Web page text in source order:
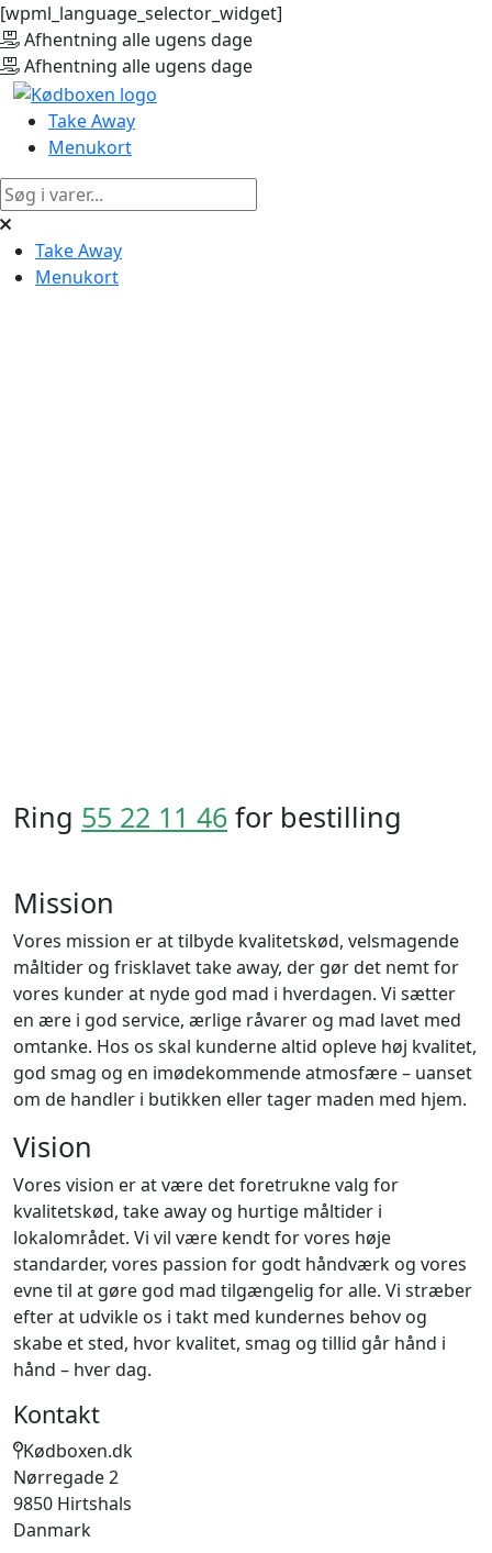
[wpml_language_selector_widget]
Afhentning alle ugens dage
Afhentning alle ugens dage
Take Away
Menukort
Søgeresultat:
Take Away
Menukort
Ring 55 22 11 46 for bestilling
Mission
Vores mission er at tilbyde kvalitetskød, velsmagende
måltider og frisklavet take away, der gør det nemt for
vores kunder at nyde god mad i hverdagen. Vi sætter
en ære i god service, ærlige råvarer og mad lavet med
omtanke. Hos os skal kunderne altid opleve høj kvalitet,
god smag og en imødekommende atmosfære – uanset
om de handler i butikken eller tager maden med hjem.
Vision
Vores vision er at være det foretrukne valg for
kvalitetskød, take away og hurtige måltider i
lokalområdet. Vi vil være kendt for vores høje
standarder, vores passion for godt håndværk og vores
evne til at gøre god mad tilgængelig for alle. Vi stræber
efter at udvikle os i takt med kundernes behov og
skabe et sted, hvor kvalitet, smag og tillid går hånd i
hånd – hver dag.
Kontakt
Kødboxen.dk
Nørregade 2
9850 Hirtshals
Danmark